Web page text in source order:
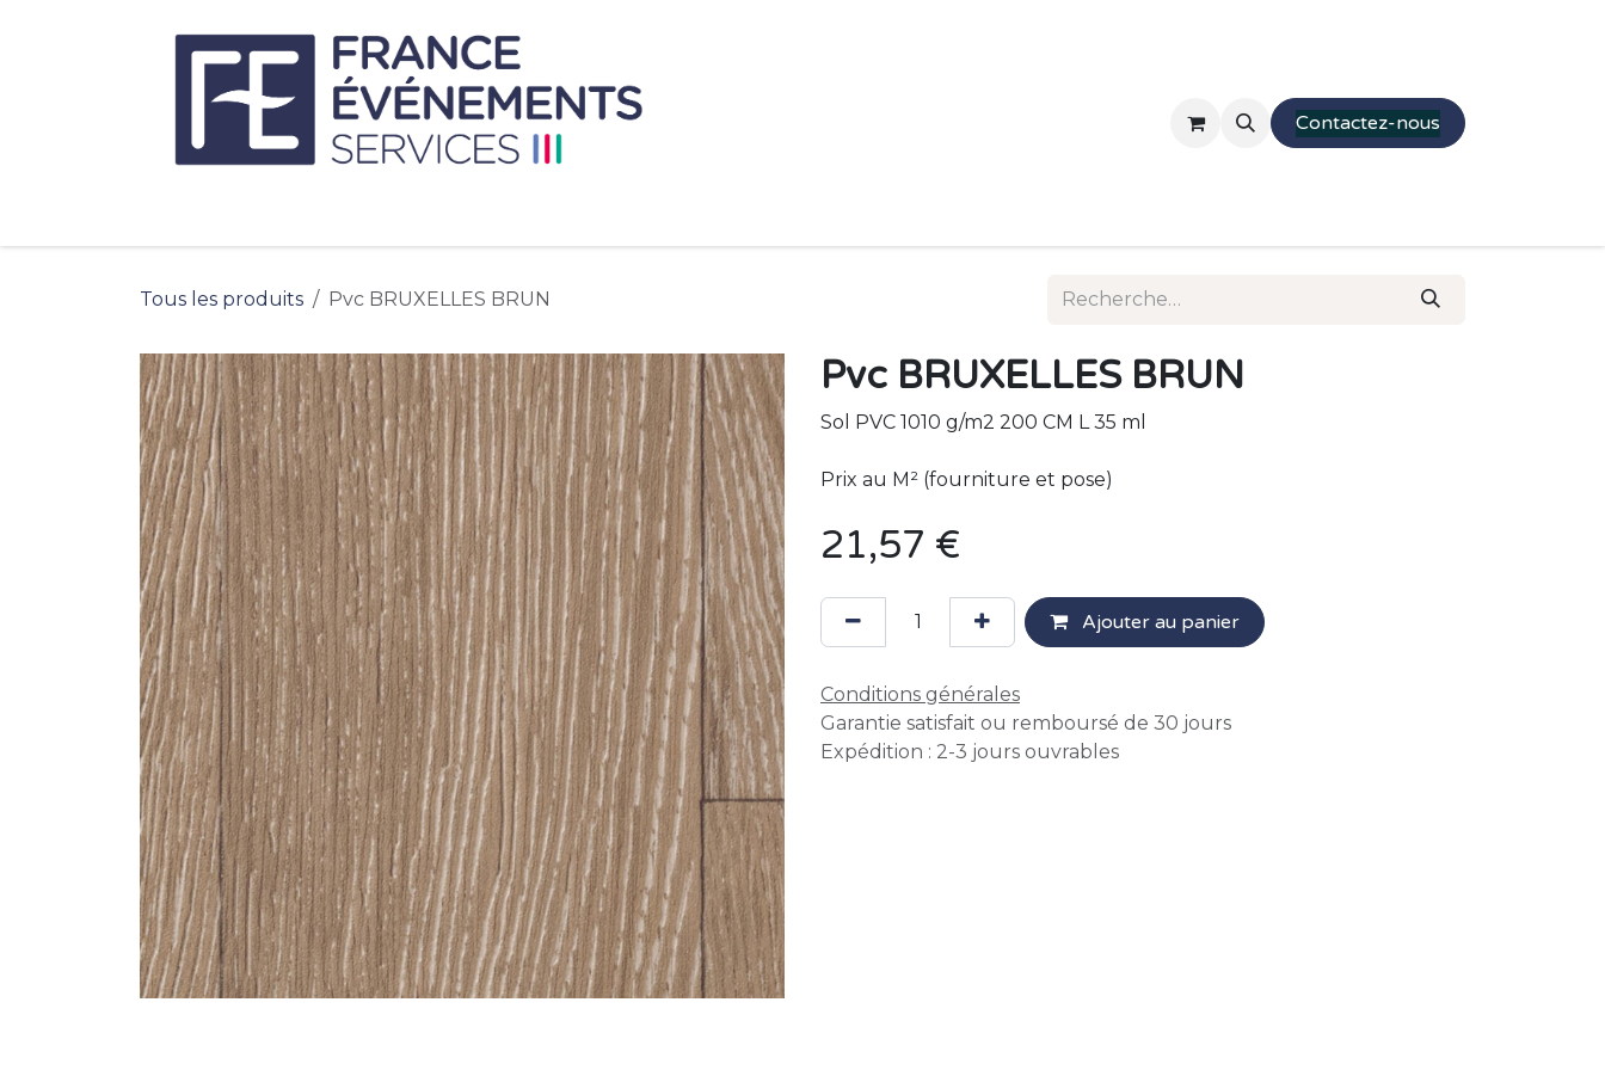
Stands Presentations Parcourir
Contactez-nous
Tous les produits Pvc BRUXELLES BRUN
Pvc BRUXELLES BRUN
Sol PVC 1010 g/m2 200 CM L 35 ml
Prix au M² (fourniture et pose)
21,57 €
Ajouter au panier
Conditions générales
Garantie satisfait ou remboursé de 30 jours
Expédition : 2-3 jours ouvrables